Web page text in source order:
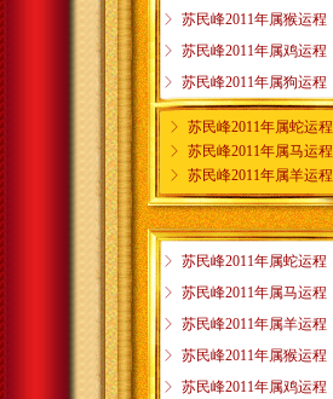
ꁕ 苏民峰2011年属猴运程
ꁕ 苏民峰2011年属鸡运程
ꁕ 苏民峰2011年属狗运程
ꁕ 苏民峰2011年属蛇运程
ꁕ 苏民峰2011年属马运程
ꁕ 苏民峰2011年属羊运程
ꁕ 苏民峰2011年属猴运程
ꁕ 苏民峰2011年属鸡运程
ꁕ 苏民峰2011年属蛇运程
ꁕ 苏民峰2011年属马运程
ꁕ 苏民峰2011年属羊运程